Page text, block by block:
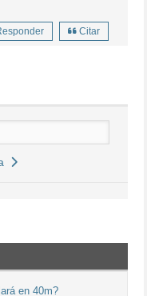
Citar
en 40m?